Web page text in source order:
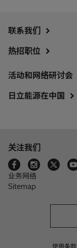
联系我们
热招职位
活动和网络研讨会
日立能源在中国
关注我们
业务网络
Sitemap
使用条款